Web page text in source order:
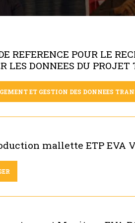
REFERENCE POUR LE
LES DONNEES DU
ET GESTION DES DONNEES
mallette ETP EVA